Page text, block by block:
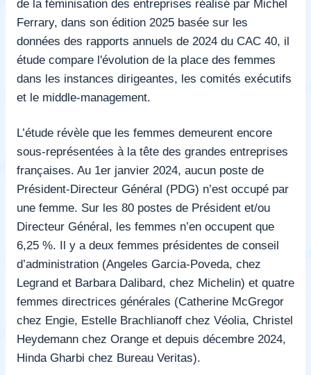
de la féminisation des entreprises réalisé par Michel
Ferrary, dans son édition 2025 basée sur les
données des rapports annuels de 2024 du CAC 40, il
étude compare l'évolution de la place des femmes
dans les instances dirigeantes, les comités exécutifs
et le middle-management.
L’étude révèle que les femmes demeurent encore
sous-représentées à la tête des grandes entreprises
françaises. Au 1er janvier 2024, aucun poste de
Président-Directeur Général (PDG) n’est occupé par
une femme. Sur les 80 postes de Président et/ou
Directeur Général, les femmes n’en occupent que
6,25 %. Il y a deux femmes présidentes de conseil
d’administration (Angeles Garcia-Poveda, chez
Legrand et Barbara Dalibard, chez Michelin) et quatre
femmes directrices générales (Catherine McGregor
chez Engie, Estelle Brachlianoff chez Véolia, Christel
Heydemann chez Orange et depuis décembre 2024,
Hinda Gharbi chez Bureau Veritas).